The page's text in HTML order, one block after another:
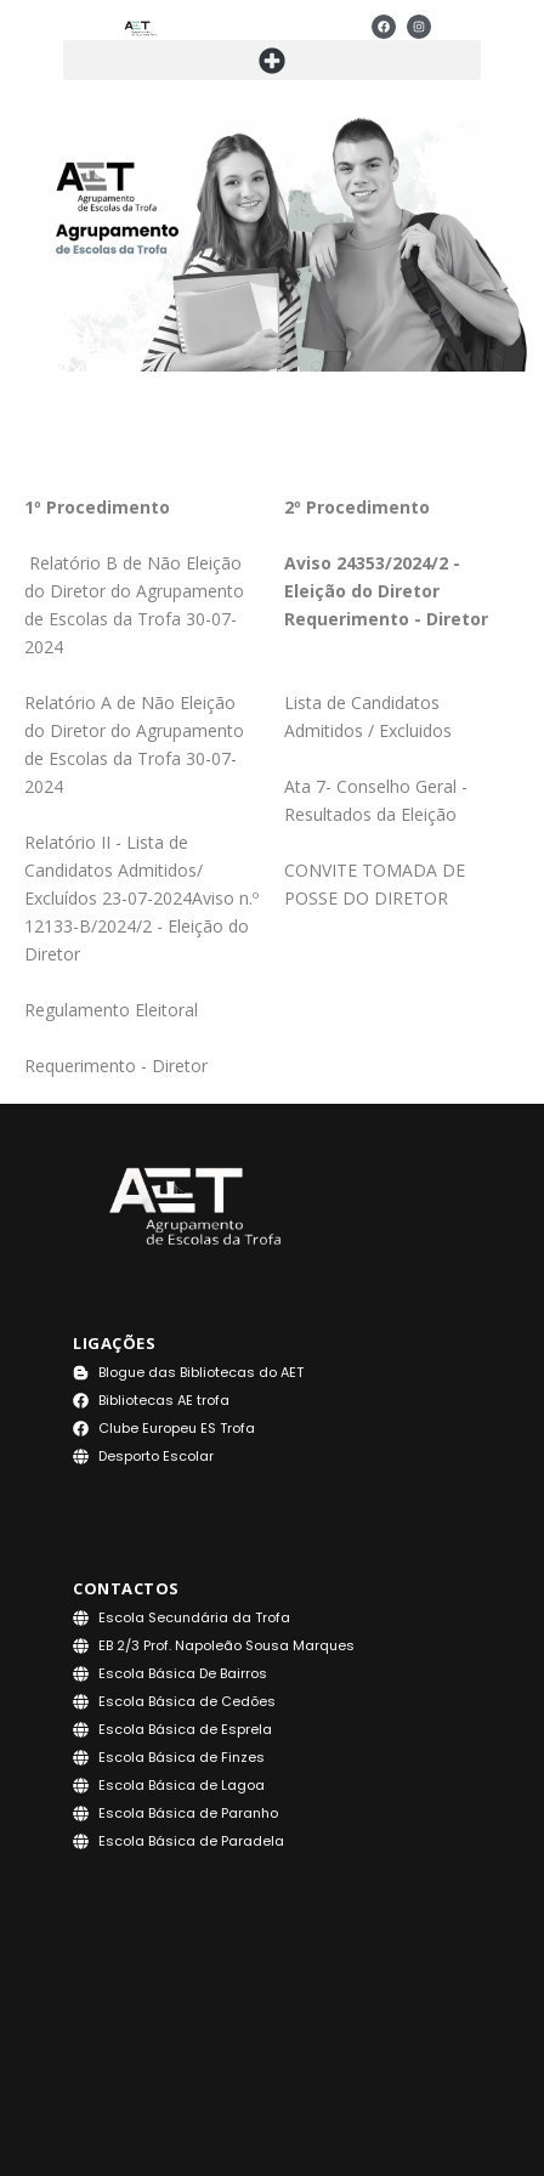
1º Procedimento
Relatório B de Não Eleição
do Diretor do Agrupamento
de Escolas da Trofa 30-07-
2024
Relatório A de Não Eleição
do Diretor do Agrupamento
de Escolas da Trofa 30-07-
2024
Relatório II - Lista de
Candidatos Admitidos/
Excluídos 23-07-2024Aviso n.º
12133-B/2024/2 - Eleição do
Diretor
Regulamento Eleitoral
Requerimento - Diretor
2º Procedimento
Aviso 24353/2024/2 -
Eleição do Diretor
Requerimento - Diretor
Lista de Candidatos
Admitidos / Excluidos
Ata 7- Conselho Geral -
Resultados da Eleição
CONVITE TOMADA DE
POSSE DO DIRETOR
LIGAÇÕES
Blogue das Bibliotecas do AET
Bibliotecas AE trofa
Clube Europeu ES Trofa
Desporto Escolar
CONTACTOS
Escola Secundária da Trofa
EB 2/3 Prof. Napoleão Sousa Marques
Escola Básica De Bairros
Escola Básica de Cedões
Escola Básica de Esprela
Escola Básica de Finzes
Escola Básica de Lagoa
Escola Básica de Paranho
Escola Básica de Paradela